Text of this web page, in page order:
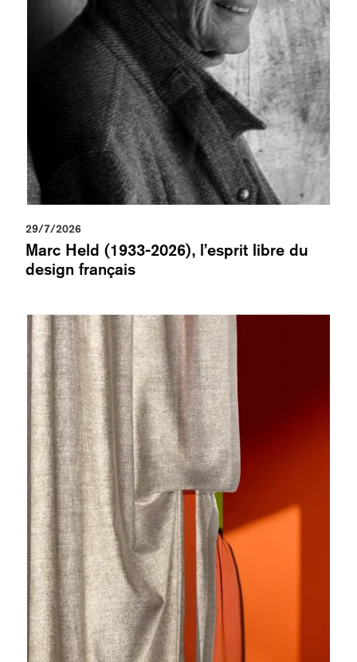
29/7/2026
Marc Held (1933-2026), l’esprit libre du
design français